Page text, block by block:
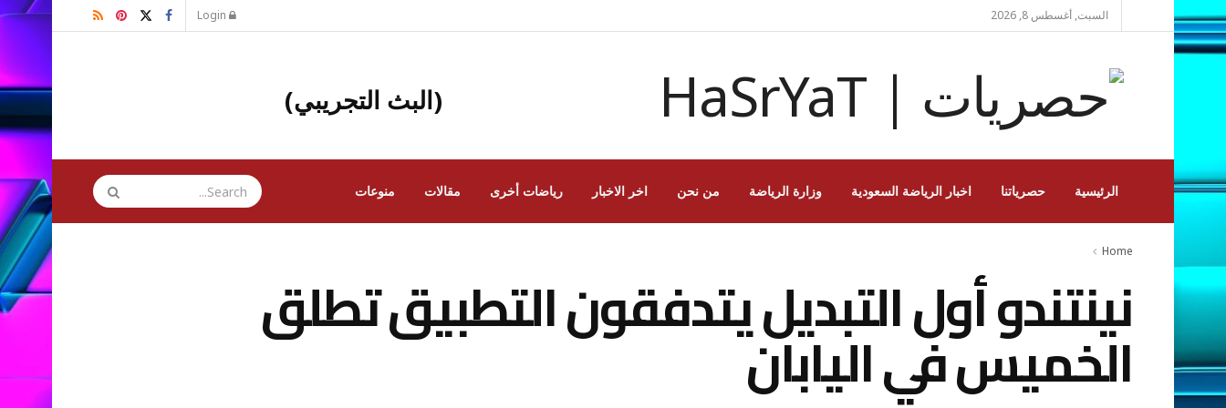
السبت, أغسطس 8, 2026
(البث التجريبي)
الرئيسية حصرياتنا اخبار الرياضة السعودية وزارة الرياضة من نحن اخر الاخبار رياضات أخرى مقالات منوعات
Home
نينتندو أول التبديل يتدفقون التطبيق تطلق
الخميس في اليابان